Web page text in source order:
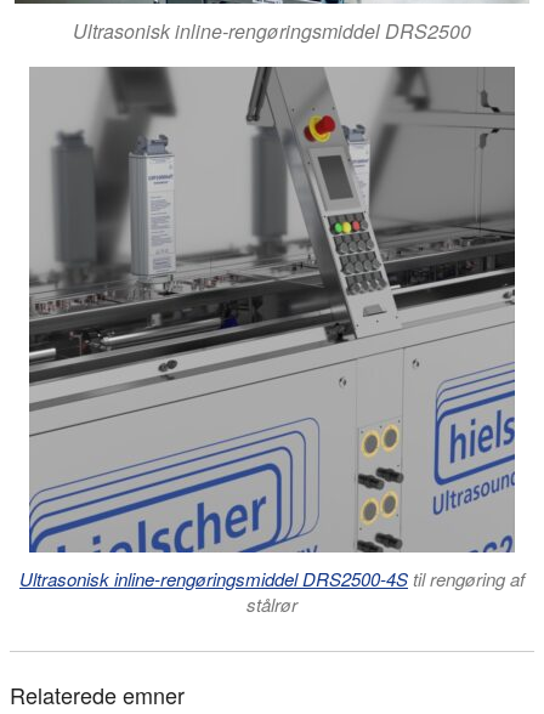
Ultrasonisk inline-rengøringsmiddel DRS2500
Ultrasonisk inline-rengøringsmiddel DRS2500-4Stil rengøring af
stålrør
Relaterede emner